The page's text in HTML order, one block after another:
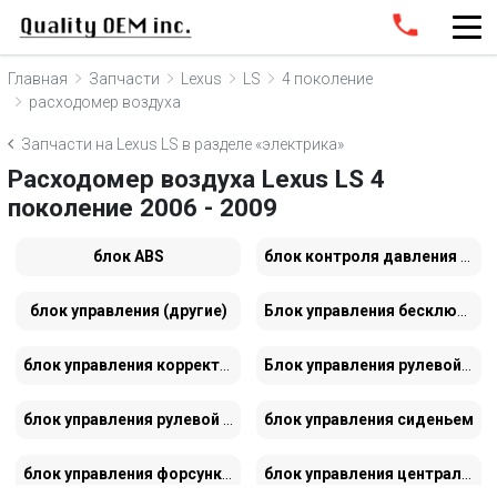
Главная Запчасти Lexus LS
4 поколение
расходомер воздуха
Запчасти на Lexus LS в разделе «электрика»
Расходомер воздуха Lexus LS 4
поколение 2006 - 2009
блок ABS
блок управления (другие)
блок управления сиденьем